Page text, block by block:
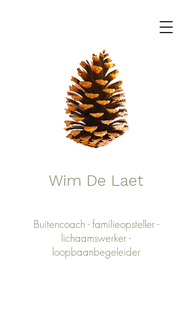
Wim De Laet
Buitencoach - familieopsteller -
lichaamswerker -
loopbaanbegeleider